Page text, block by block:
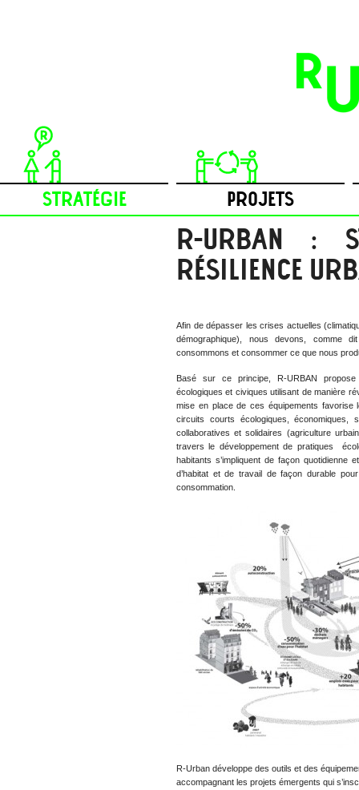
STRATÉGIE PROJETS
R-URBAN :
RÉSILIENCE
Afin de dépasser les crises actuelles
démographique), nous devons, comme
consommons et consommer ce que nous
Basé sur ce principe, R-URBAN propose
écologiques et civiques utilisant de manière
mise en place de ces équipements favorise
circuits courts écologiques, économiques,
collaboratives et solidaires (agriculture
travers le développement de pratiques
habitants s’impliquent de façon quotidienne
d’habitat et de travail de façon durable
consommation.
R-Urban développe des outils et des
accompagnant les projets émergents qui